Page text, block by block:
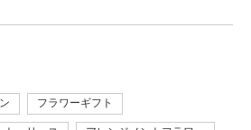
フラワーギフト